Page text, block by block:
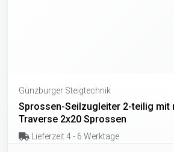
Günzburger Steigtechnik
Sprossen-Seilzugleiter 2-teilig mit
Traverse 2x20 Sprossen
Lieferzeit 4 - 6 Werktage